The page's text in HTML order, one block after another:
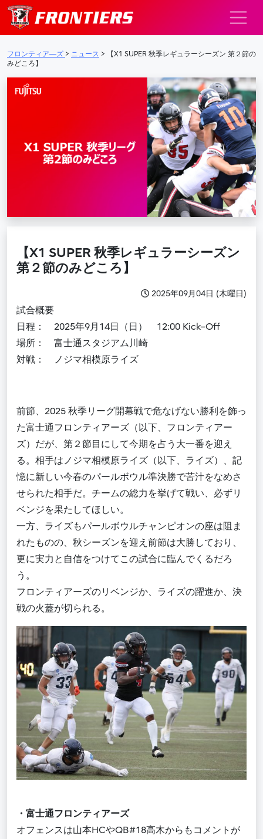
メインナビゲーション
フロンティア―ズ > ニュース >
【X1 SUPER 秋季レギュラーシーズン 第２節の
みどころ】
【X1 SUPER 秋季レギュラーシーズン
第２節のみどころ】
2025年09月04日 (木曜日)
試合概要
日程： 2025年9月 14日（日 ） 12:00 Kick–Off
場所： 富士通スタジアム川崎
対戦： ノジマ相模原ライズ
前節、 2025 秋季リーグ開幕戦で危なげない勝利を飾っ
た富士通フロンティアーズ（以下、フロンティアー
ズ）だが、第２節目にして今期を占う大一番を迎え
る。相手はノジマ相模原ライズ（以下、ライズ）、記
憶に新しい今春のパールボウル準決勝で苦汁をなめさ
せられた相手だ。チームの総力を挙げて戦い、 必ずリ
ベンジを果たしてほしい。
一方、ライズもパールボウルチャンピオンの座は阻ま
れたものの、秋シーズンを迎え前節は大勝しており、
更に実力と自信をつけてこの試合に臨んでくるだろ
う。
フロンティアーズのリベンジか、ライズの躍進か、 決
戦の火蓋が切られる。
・ 富士通フロンティアーズ
オフェンスは山本HCやQB#18高木からもコメントが